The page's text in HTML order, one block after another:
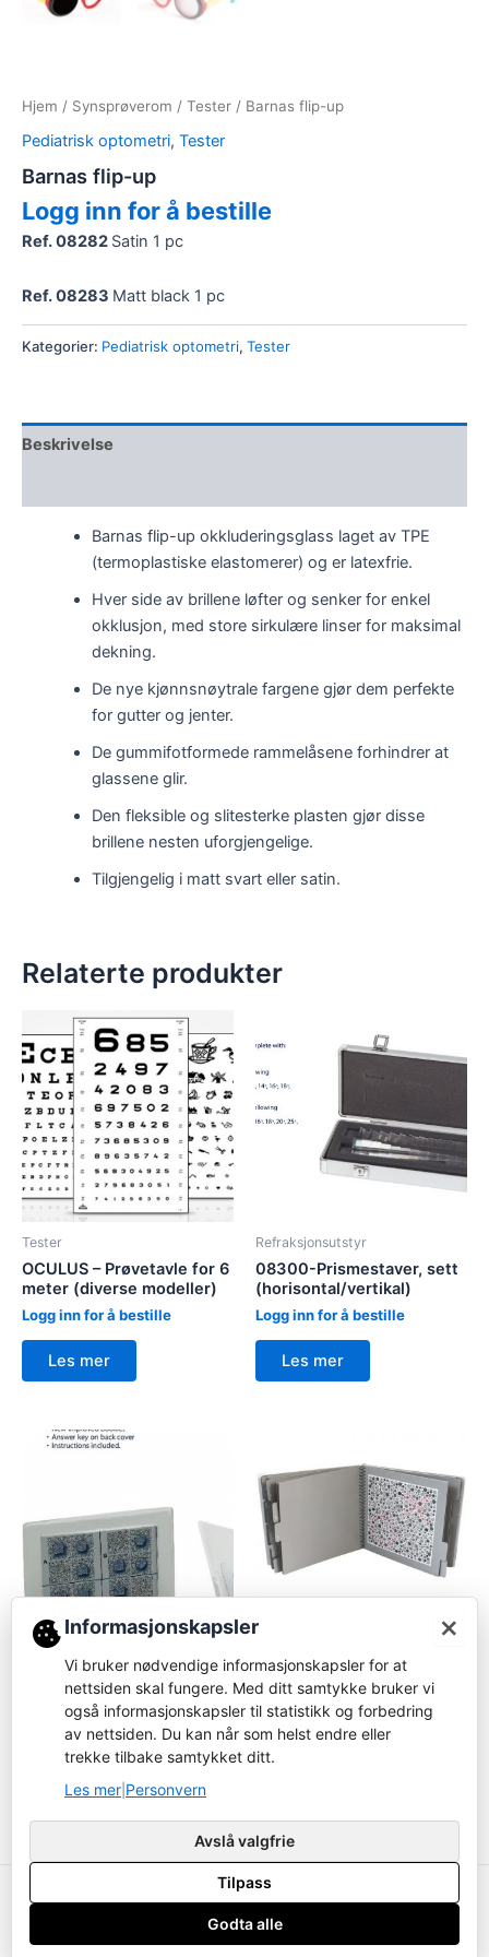
Hjem / Synsprøverom / Tester / Barnas flip-up
Pediatrisk optometri, Tester
Barnas flip-up
Logg inn for å bestille
Ref. 08282 Satin 1 pc
Ref. 08283 Matt black 1 pc
Kategorier: Pediatrisk optometri, Tester
Beskrivelse
Barnas flip-up okkluderingsglass laget av TPE
(termoplastiske elastomerer) og er latexfrie.
Hver side av brillene løfter og senker for enkel
okklusjon, med store sirkulære linser for maksimal
dekning.
De nye kjønnsnøytrale fargene gjør dem perfekte
for gutter og jenter.
De gummifotformede rammelåsene forhindrer at
glassene glir.
Den fleksible og slitesterke plasten gjør disse
brillene nesten uforgjengelige.
Tilgjengelig i matt svart eller satin.
Relaterte produkter
Tester
OCULUS – Prøvetavle for 6
meter (diverse modeller)
Logg inn for å bestille
Les mer
Refraksjonsutstyr
08300-Prismestaver, sett
(horisontal/vertikal)
Logg inn for å bestille
Les mer
08405-Random dot stereo
test m/pol. brille
Logg inn for å bestille
Les mer
Tester
HRR fargetest – 730006
Logg inn for å bestille
Copyright ustyrsavdelingen.no © 2026
×
Informasjonskapsler
Vi bruker nødvendige informasjonskapsler for at
nettsiden skal fungere. Med ditt samtykke bruker vi
også informasjonskapsler til statistikk og forbedring
av nettsiden. Du kan når som helst endre eller
trekke tilbake samtykket ditt.
Les mer Personvern
Avslå valgfrie
Tilpass
Godta alle